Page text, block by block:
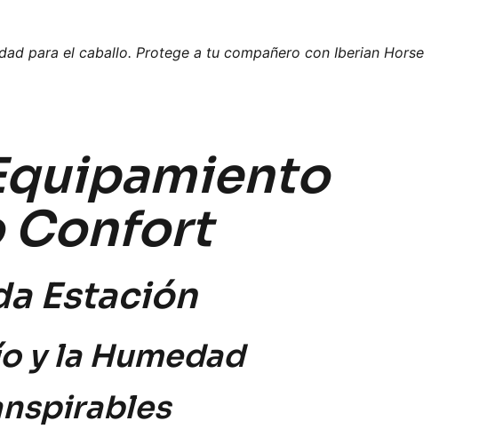
para el caballo. Protege a tu compañero con Iberian Horse
Confort
Estación
y la Humedad